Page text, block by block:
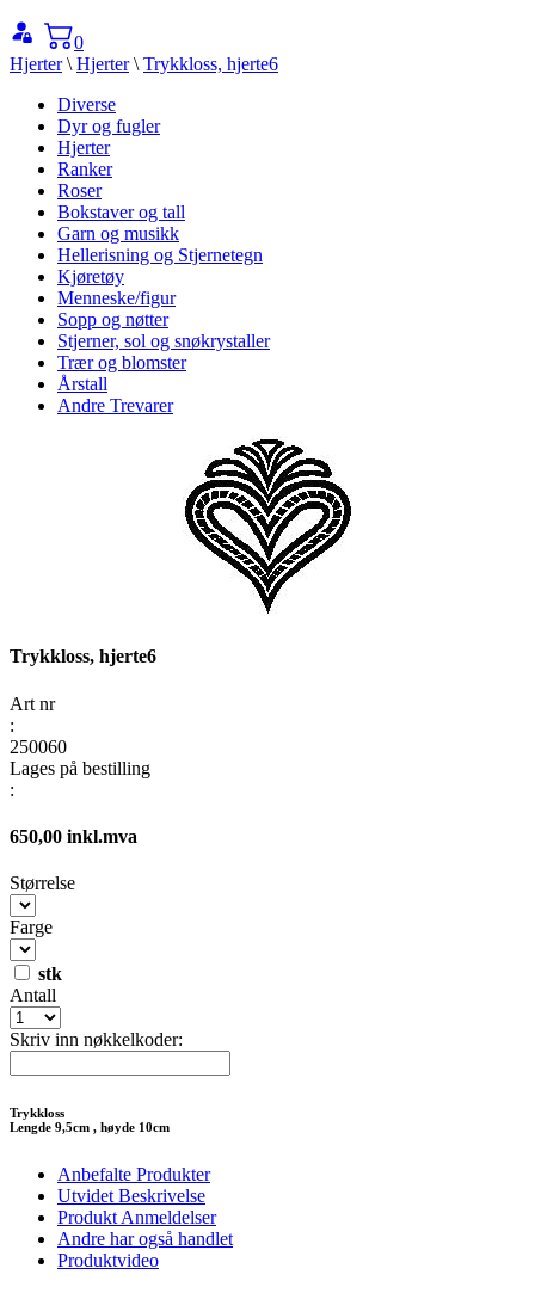
0
Hjerter\ Hjerter\ Trykkloss, hjerte6
Diverse
Dyr og fugler
Hjerter
Ranker
Roser
Bokstaver og tall
Garn og musikk
Hellerisning og Stjernetegn
Kjøretøy
Menneske/figur
Sopp og nøtter
Stjerner, sol og snøkrystaller
Trær og blomster
Årstall
Andre Trevarer
Trykkloss, hjerte6
Art nr
:
250060
Lages på bestilling
:
650,00 inkl.mva
Størrelse
Farge
stk
Antall
Skriv inn nøkkelkoder:
Trykkloss
Lengde 9,5cm , høyde 10cm
Anbefalte Produkter
Utvidet Beskrivelse
Produkt Anmeldelser
Andre har også handlet
Produktvideo